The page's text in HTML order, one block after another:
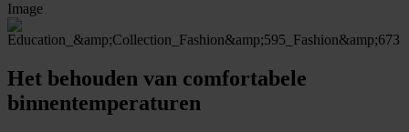
Image
Het behouden van comfortabele
binnentemperaturen